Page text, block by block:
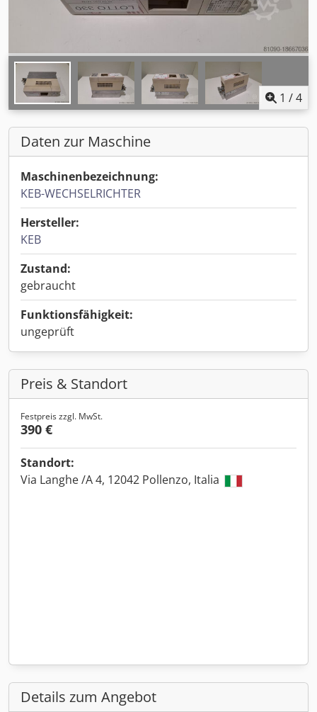
1 /4
Daten zur Maschine
Maschinenbezeichnung:
KEB-WECHSELRICHTER
Hersteller:
KEB
Zustand:
gebraucht
Funktionsfähigkeit:
ungeprüft
Preis & Standort
Festpreis zzgl. MwSt.
390 €
Standort:
Via Langhe /A 4, 12042 Pollenzo, Italia
Details zum Angebot